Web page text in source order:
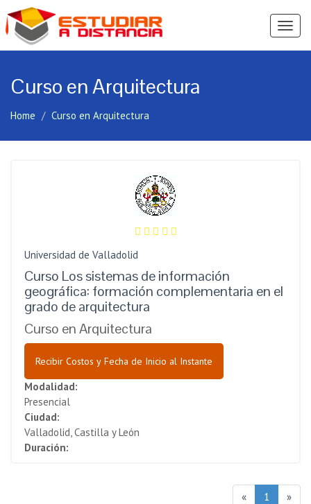
Ver
Curso en Arquitectura
Home Curso en Arquitectura
Universidad de Valladolid
Curso Los sistemas de información
geográfica: formación complementaria en el
grado de arquitectura
Curso en Arquitectura
Recibir Costos y Fecha de Inicio al Instante
Modalidad:
Presencial
Ciudad:
Valladolid, Castilla y León
Duración:
« 1 »